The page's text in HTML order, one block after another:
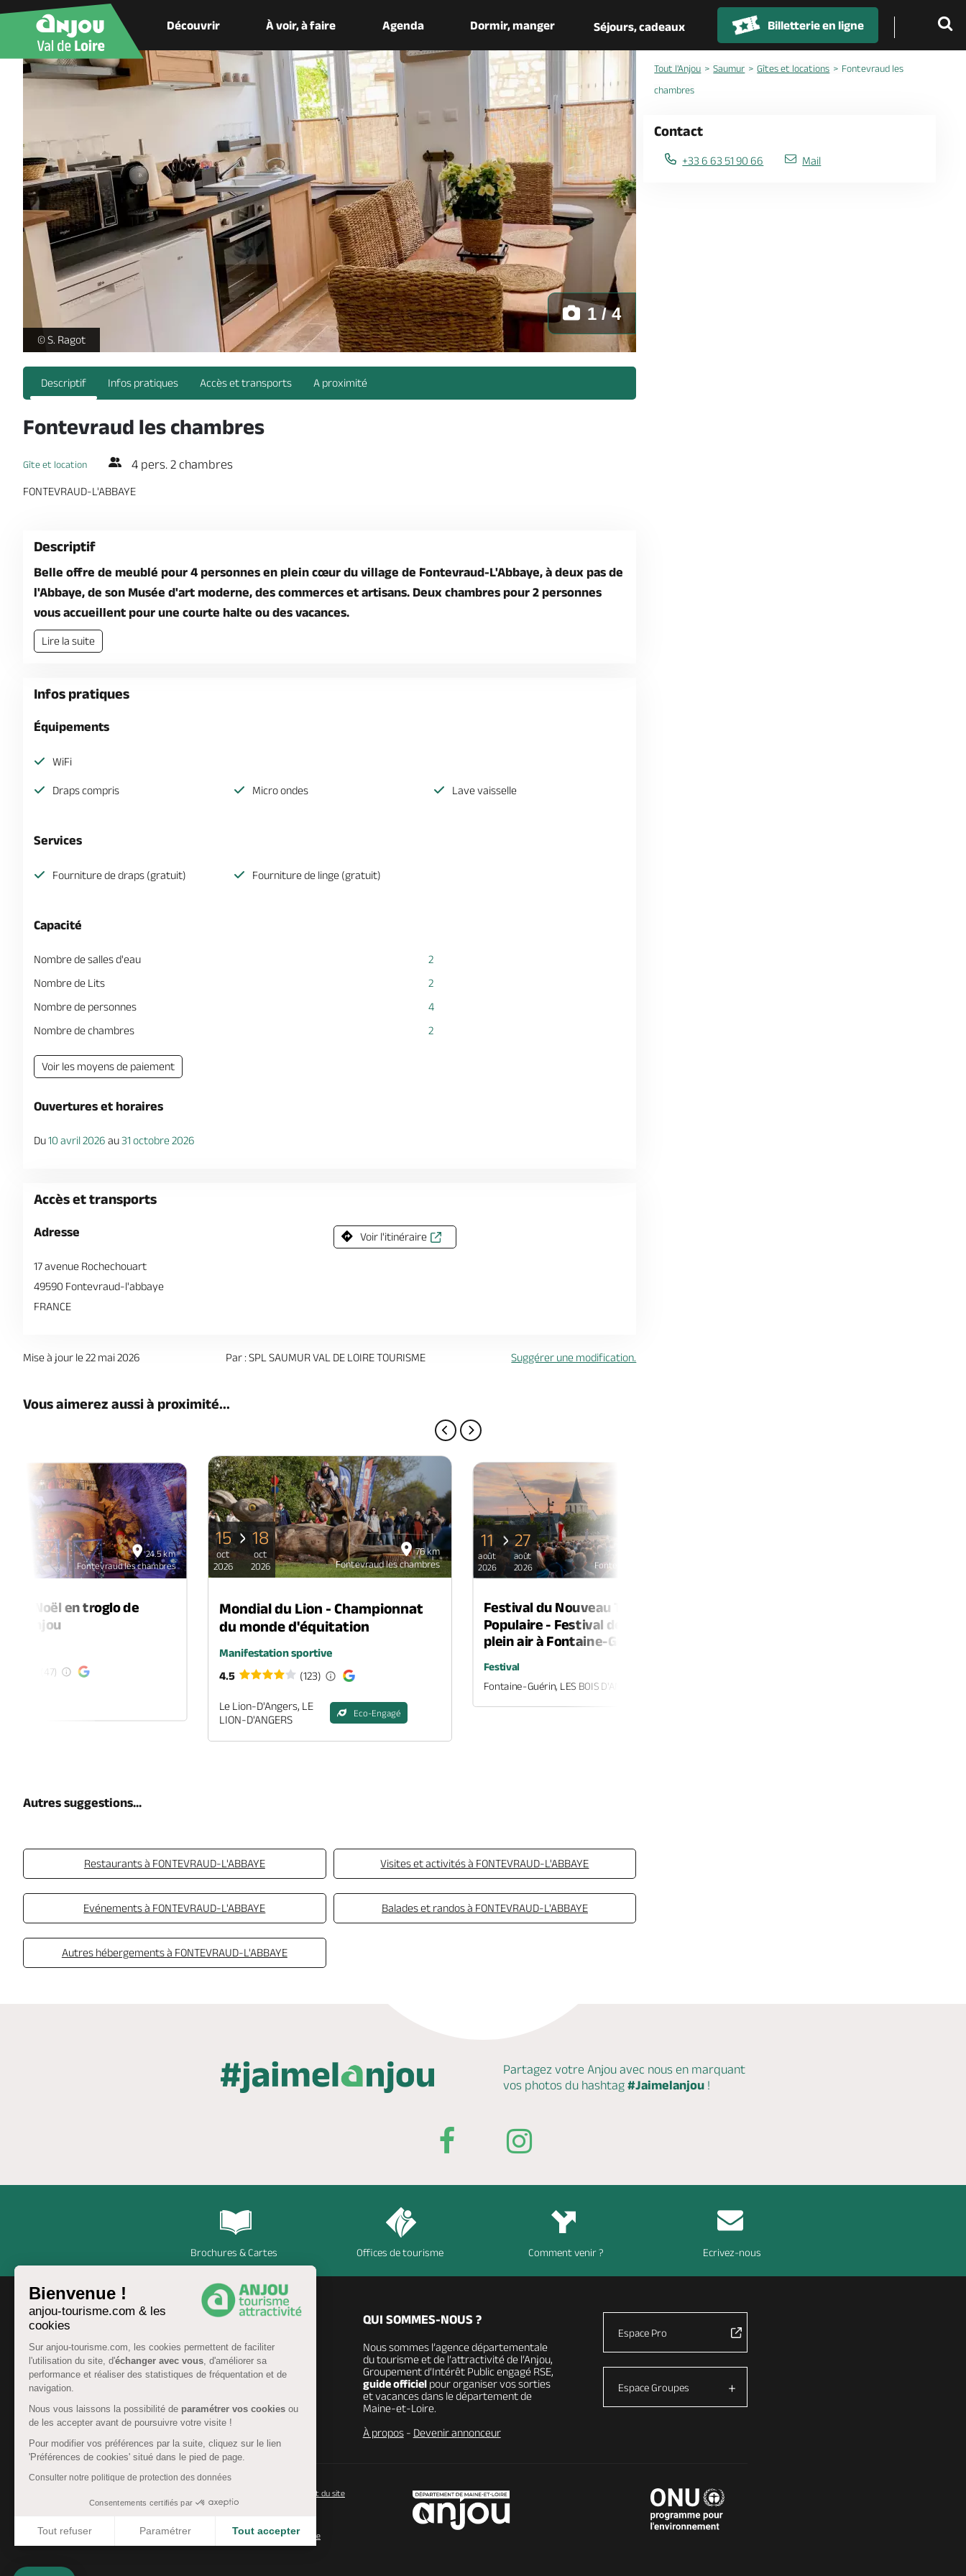
Bienvenue !
anjou-tourisme.com & les
cookies
Sur anjou-tourisme.com, les cookies permettent de faciliter
l'utilisation du site, d'échanger avec vous, d'améliorer sa
performance et réaliser des statistiques de fréquentation et de
navigation.
Nous vous laissons la possibilité de paramétrer vos cookies ou
de les accepter avant de poursuivre votre visite !
Pour modifier vos préférences par la suite, cliquez sur le lien
'Préférences de cookies' situé dans le pied de page.
Consulter notre politique de protection des données
Consentements certifiés par
Tout refuser Paramétrer Tout accepter
Découvrir À voir, à faire Agenda Dormir, manger Séjours, cadeaux Billetterie en ligne
Gite Fontevraud les Chambres - _1 -
© S. Ragot
1 / 4
Descriptif Infos pratiques Accès et transports A proximité
Fontevraud les chambres
Gîte et location 4 pers. 2 chambres
FONTEVRAUD-L'ABBAYE
Descriptif
Belle offre de meublé pour 4 personnes en plein cœur du village de Fontevraud-L'Abbaye, à deux pas de
l'Abbaye, de son Musée d'art moderne, des commerces et artisans. Deux chambres pour 2 personnes
vous accueillent pour une courte halte ou des vacances.
Lire la suite
Infos pratiques
Équipements
WiFi
Draps compris Micro ondes Lave vaisselle
Services
Fourniture de draps (gratuit) Fourniture de linge (gratuit)
Capacité
Nombre de salles d'eau
2
Nombre de Lits
2
Nombre de personnes
4
Nombre de chambres
2
Voir les moyens de paiement
Ouvertures et horaires
Du10 avril 2026 au31 octobre 2026
Accès et transports
Adresse
17 avenue Rochechouart
49590 Fontevraud-l'abbaye
FRANCE
Voir l'itinéraire
Mise à jour le 22 mai 2026 Par : SPL SAUMUR VAL DE LOIRE TOURISME Suggérer une modification.
Vous aimerez aussi à proximité...
24.5 km
Fontevraud les chambres
de Noël en troglo de
en-Anjou
(47)
76 km
Fontevraud les chambres
15
oct
2026
18
oct
2026
Mondial du Lion - Championnat
du monde d'équitation
Manifestation sportive
4.5
(123)
Le Lion-D'Angers, LE
LION-D'ANGERS
Eco-Engagé
Fontevraud les chambres
11
août
2026
27
août
2026
Festival du Nouveau Théâtre
Populaire - Festival de théâtre en
plein air à Fontaine-Guérin
Festival
Fontaine-Guérin, LES BOIS D'ANJOU
Autres suggestions...
Restaurants à FONTEVRAUD-L'ABBAYE Visites et activités à FONTEVRAUD-L'ABBAYE
Evénements à FONTEVRAUD-L'ABBAYE Balades et randos à FONTEVRAUD-L'ABBAYE
Autres hébergements à FONTEVRAUD-L'ABBAYE
Tout l'Anjou Saumur Gîtes et locations
Fontevraud les
chambres
Contact
+33 6 63 51 90 66 Mail
Partagez votre Anjou avec nous en marquant
vos photos du hashtag #Jaimelanjou !
Brochures & Cartes Offices de tourisme Comment venir ? Ecrivez-nous
QUI SOMMES-NOUS ?
Nous sommes l’agence départementale
du tourisme et de l’attractivité de l’Anjou,
Groupement d’Intérêt Public engagé RSE,
guide officielpour organiser vos sorties
et vacances dans le département de
Maine-et-Loire.
À propos- Devenir annonceur
Espace Pro
Espace Groupes
Fonctionnement du site
CGU Réservation-Accessibilité : partiellement conforme